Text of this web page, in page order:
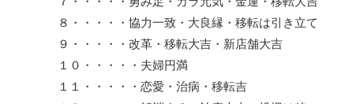
８・・・・・協力一致・大良縁・移転は引き立て
９・・・・・改革・移転大吉・新店舗大吉
１０・・・・・夫婦円満
１１・・・・・恋愛・治病・移転吉